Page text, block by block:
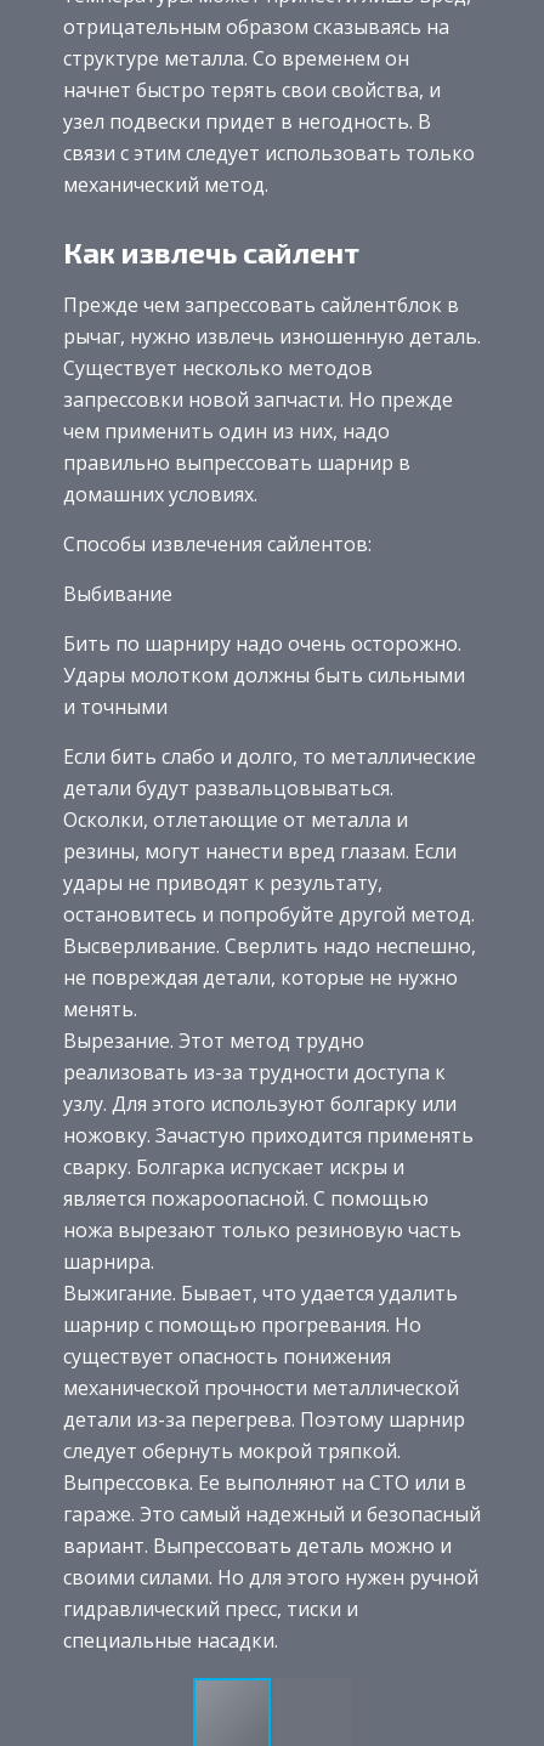
отрицательным образом сказываясь на
структуре металла. Со временем он
начнет быстро терять свои свойства, и
узел подвески придет в негодность. В
связи с этим следует использовать только
механический метод.
Как извлечь сайлент
Прежде чем запрессовать сайлентблок в
рычаг, нужно извлечь изношенную деталь.
Существует несколько методов
запрессовки новой запчасти. Но прежде
чем применить один из них, надо
правильно выпрессовать шарнир в
домашних условиях.
Способы извлечения сайлентов:
Выбивание
Бить по шарниру надо очень осторожно.
Удары молотком должны быть сильными
и точными
Если бить слабо и долго, то металлические
детали будут развальцовываться.
Осколки, отлетающие от металла и
резины, могут нанести вред глазам. Если
удары не приводят к результату,
остановитесь и попробуйте другой метод.
Высверливание. Сверлить надо неспешно,
не повреждая детали, которые не нужно
менять.
Вырезание. Этот метод трудно
реализовать из-за трудности доступа к
узлу. Для этого используют болгарку или
ножовку. Зачастую приходится применять
сварку. Болгарка испускает искры и
является пожароопасной. С помощью
ножа вырезают только резиновую часть
шарнира.
Выжигание. Бывает, что удается удалить
шарнир с помощью прогревания. Но
существует опасность понижения
механической прочности металлической
детали из-за перегрева. Поэтому шарнир
следует обернуть мокрой тряпкой.
Выпрессовка. Ее выполняют на СТО или в
гараже. Это самый надежный и безопасный
вариант. Выпрессовать деталь можно и
своими силами. Но для этого нужен ручной
гидравлический пресс, тиски и
специальные насадки.